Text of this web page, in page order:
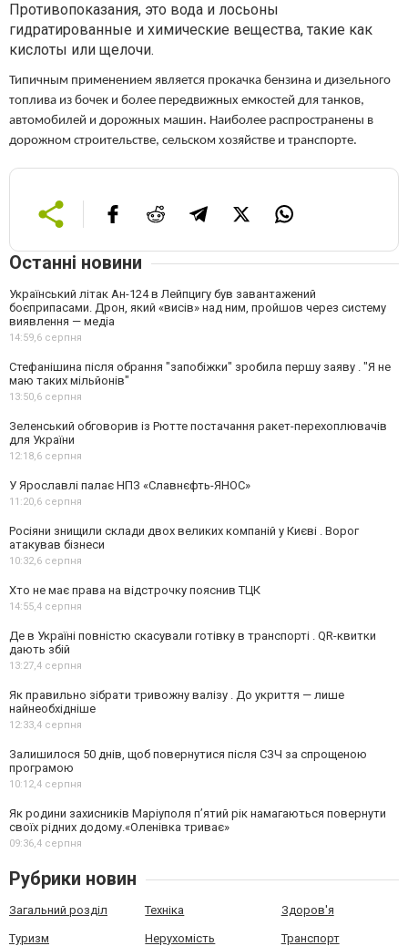
Противопоказания, это вода и лосьоны
гидратированные и химические вещества, такие как
кислоты или щелочи.
Типичным применением является прокачка бензина и дизельного
топлива из бочек и более передвижных емкостей для танков,
автомобилей и дорожных машин. Наиболее распространены в
дорожном строительстве, сельском хозяйстве и транспорте.
Останні новини
Український літак Ан-124 в Лейпцигу був завантажений
боєприпасами. Дрон, який «висів» над ним, пройшов через систему
виявлення — медіа
14:59,6 серпня
Стефанішина після обрання "запобіжки" зробила першу заяву . "Я не
маю таких мільйонів"
13:50,6 серпня
Зеленський обговорив із Рютте постачання ракет-перехоплювачів
для України
12:18,6 серпня
У Ярославлі палає НПЗ «Славнєфть-ЯНОС»
11:20,6 серпня
Росіяни знищили склади двох великих компаній у Києві . Ворог
атакував бізнеси
10:32,6 серпня
Хто не має права на відстрочку пояснив ТЦК
14:55,4 серпня
Де в Україні повністю скасували готівку в транспорті . QR-квитки
дають збій
13:27,4 серпня
Як правильно зібрати тривожну валізу . До укриття — лише
найнеобхідніше
12:33,4 серпня
Залишилося 50 днів, щоб повернутися після СЗЧ за спрощеною
програмою
10:12,4 серпня
Як родини захисників Маріуполя пʼятий рік намагаються повернути
своїх рідних додому.«Оленівка триває»
09:36,4 серпня
Рубрики новин
Загальний розділ Техніка Здоров'я
Туризм Нерухомість Транспорт